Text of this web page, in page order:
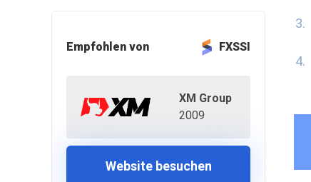
Empfohlen von FXSSI
XM Group
2009
Website besuchen